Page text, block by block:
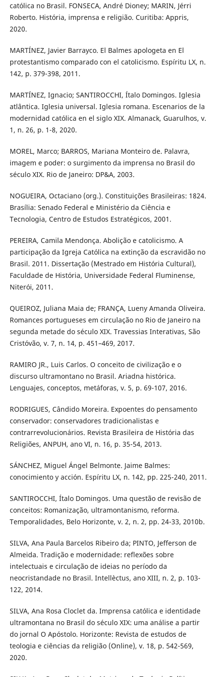
católica no Brasil. FONSECA, André Dioney; MARIN, Jérri
Roberto. História, imprensa e religião. Curitiba: Appris,
2020.
MARTÍNEZ, Javier Barrayco. El Balmes apologeta en El
protestantismo comparado con el catolicismo. Espíritu LX, n.
142, p. 379-398, 2011.
MARTÍNEZ, Ignacio; SANTIROCCHI, Ítalo Domingos. Iglesia
atlântica. Iglesia universal. Iglesia romana. Escenarios de la
modernidad católica en el siglo XIX. Almanack, Guarulhos, v.
1, n. 26, p. 1-8, 2020.
MOREL, Marco; BARROS, Mariana Monteiro de. Palavra,
imagem e poder: o surgimento da imprensa no Brasil do
século XIX. Rio de Janeiro: DP&A, 2003.
NOGUEIRA, Octaciano (org.). Constituições Brasileiras: 1824.
Brasília: Senado Federal e Ministério da Ciência e
Tecnologia, Centro de Estudos Estratégicos, 2001.
PEREIRA, Camila Mendonça. Abolição e catolicismo. A
participação da Igreja Católica na extinção da escravidão no
Brasil. 2011. Dissertação (Mestrado em História Cultural),
Faculdade de História, Universidade Federal Fluminense,
Niterói, 2011.
QUEIROZ, Juliana Maia de; FRANÇA, Lueny Amanda Oliveira.
Romances portugueses em circulação no Rio de Janeiro na
segunda metade do século XIX. Travessias Interativas, São
Cristóvão, v. 7, n. 14, p. 451–469, 2017.
RAMIRO JR., Luis Carlos. O conceito de civilização e o
discurso ultramontano no Brasil. Ariadna histórica.
Lenguajes, conceptos, metáforas, v. 5, p. 69-107, 2016.
RODRIGUES, Cândido Moreira. Expoentes do pensamento
conservador: conservadores tradicionalistas e
contrarrevolucionários. Revista Brasileira de História das
Religiões, ANPUH, ano VI, n. 16, p. 35-54, 2013.
SÁNCHEZ, Miguel Ángel Belmonte. Jaime Balmes:
conocimiento y acción. Espíritu LX, n. 142, pp. 225-240, 2011.
SANTIROCCHI, Ítalo Domingos. Uma questão de revisão de
conceitos: Romanização, ultramontanismo, reforma.
Temporalidades, Belo Horizonte, v. 2, n. 2, pp. 24-33, 2010b.
SILVA, Ana Paula Barcelos Ribeiro da; PINTO, Jefferson de
Almeida. Tradição e modernidade: reflexões sobre
intelectuais e circulação de ideias no período da
neocristandade no Brasil. Intellèctus, ano XIII, n. 2, p. 103-
122, 2014.
SILVA, Ana Rosa Cloclet da. Imprensa católica e identidade
ultramontana no Brasil do século XIX: uma análise a partir
do jornal O Apóstolo. Horizonte: Revista de estudos de
teologia e ciências da religião (Online), v. 18, p. 542-569,
2020.